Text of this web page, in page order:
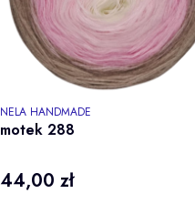
motek 288
PRODUCENT
NELA HANDMADE
Cena
44,00 zł